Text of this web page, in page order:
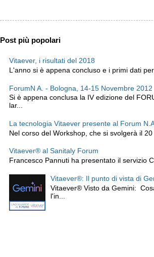
Post più popolari
Vitaever, i risultati del 2018
L'anno si è appena concluso e i primi dati
ForumN A. - Bologna, 14-15 Novembre 2012
Si è appena conclusa la IV edizione del
lar...
La tecnologia Vitaever presente al Forum
Nel corso del Workshop, che si svolgerà il
Vitaever® al Sanitaly Forum
Francesco Pannuti ha presentato il servizio
Vitaever®: Il punto di vista di
Vitaever® Visto da Gemini:
l'in...